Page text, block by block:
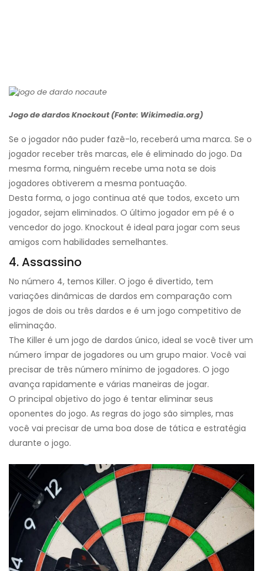
Jogo de dardos Knockout (Fonte: Wikimedia.org)
Se o jogador não puder fazê-lo, receberá uma marca. Se o
jogador receber três marcas, ele é eliminado do jogo. Da
mesma forma, ninguém recebe uma nota se dois
jogadores obtiverem a mesma pontuação.
Desta forma, o jogo continua até que todos, exceto um
jogador, sejam eliminados. O último jogador em pé é o
vencedor do jogo. Knockout é ideal para jogar com seus
amigos com habilidades semelhantes.
4. Assassino
No número 4, temos Killer. O jogo é divertido, tem
variações dinâmicas de dardos em comparação com
jogos de dois ou três dardos e é um jogo competitivo de
eliminação.
The Killer é um jogo de dardos único, ideal se você tiver um
número ímpar de jogadores ou um grupo maior. Você vai
precisar de três número mínimo de jogadores. O jogo
avança rapidamente e várias maneiras de jogar.
O principal objetivo do jogo é tentar eliminar seus
oponentes do jogo. As regras do jogo são simples, mas
você vai precisar de uma boa dose de tática e estratégia
durante o jogo.